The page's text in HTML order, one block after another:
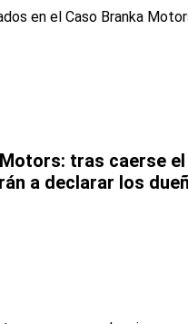
tras caerse
a declarar los